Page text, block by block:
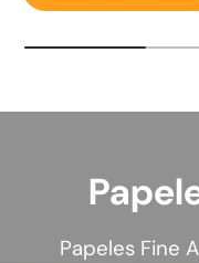
Papeles Fine